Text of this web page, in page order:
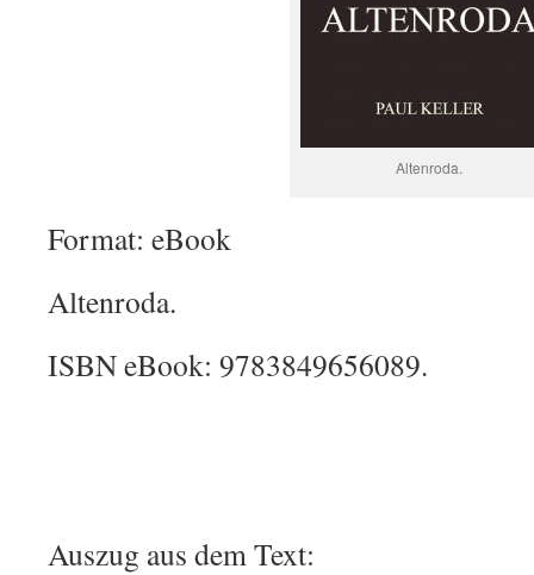
Altenroda.
Format: eBook
Altenroda.
ISBN eBook: 9783849656089.
Auszug aus dem Text: